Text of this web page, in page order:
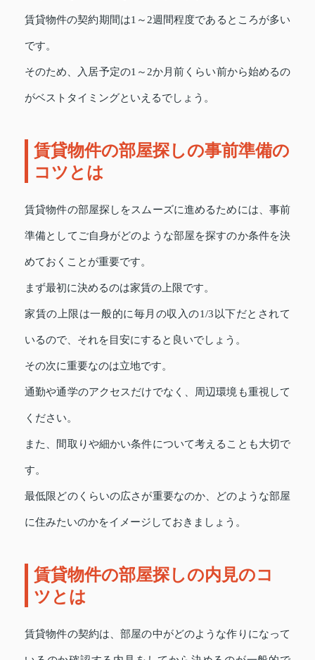
賃貸物件の契約期間は1～2週間程度であるところが多い
です。
そのため、入居予定の1～2か月前くらい前から始めるの
がベストタイミングといえるでしょう。
賃貸物件の部屋探しの事前準備の
コツとは
賃貸物件の部屋探しをスムーズに進めるためには、事前
準備としてご自身がどのような部屋を探すのか条件を決
めておくことが重要です。
まず最初に決めるのは家賃の上限です。
家賃の上限は一般的に毎月の収入の1/3以下だとされて
いるので、それを目安にすると良いでしょう。
その次に重要なのは立地です。
通勤や通学のアクセスだけでなく、周辺環境も重視して
ください。
また、間取りや細かい条件について考えることも大切で
す。
最低限どのくらいの広さが重要なのか、どのような部屋
に住みたいのかをイメージしておきましょう。
賃貸物件の部屋探しの内見のコ
ツとは
賃貸物件の契約は、部屋の中がどのような作りになって